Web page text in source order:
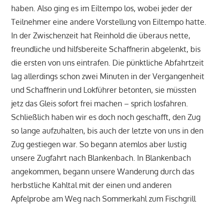
haben. Also ging es im Eiltempo los, wobei jeder der
Teilnehmer eine andere Vorstellung von Eiltempo hatte.
In der Zwischenzeit hat Reinhold die überaus nette,
freundliche und hilfsbereite Schaffnerin abgelenkt, bis
die ersten von uns eintrafen. Die pünktliche Abfahrtzeit
lag allerdings schon zwei Minuten in der Vergangenheit
und Schaffnerin und Lokführer betonten, sie müssten
jetz das Gleis sofort frei machen – sprich losfahren.
Schließlich haben wir es doch noch geschafft, den Zug
so lange aufzuhalten, bis auch der letzte von uns in den
Zug gestiegen war. So begann atemlos aber lustig
unsere Zugfahrt nach Blankenbach. In Blankenbach
angekommen, begann unsere Wanderung durch das
herbstliche Kahltal mit der einen und anderen
Apfelprobe am Weg nach Sommerkahl zum Fischgrill